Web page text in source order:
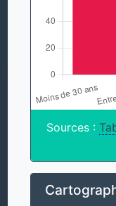
Sources :